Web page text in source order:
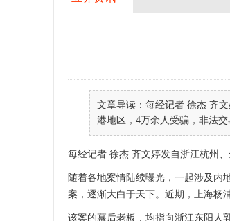
文章导读：每经记者 徐杰 齐
港地区，4万余人受骗，非法
每经记者 徐杰 齐文婷发自浙江杭州
随着各地案情陆续曝光，一起涉及内
案，逐渐大白于天下。近期，上海杨
该案的幕后老板，均指向浙江东阳人